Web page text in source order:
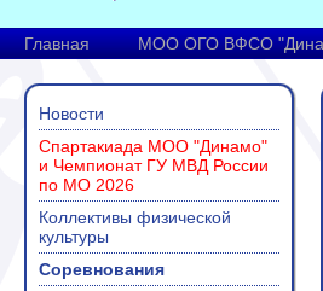
Главная МОО ОГО ВФСО
Новости
Спартакиада МОО "Динамо"
и Чемпионат ГУ МВД России
по МО 2026
Коллективы физической
культуры
Соревнования